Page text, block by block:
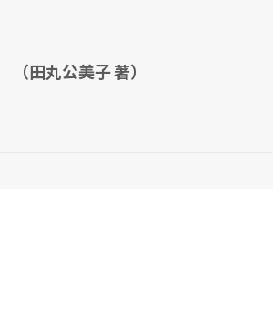
田丸公美子 著）